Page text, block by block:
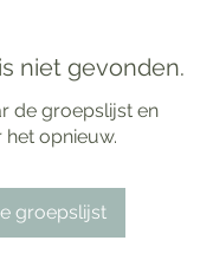
niet gevonden.
de groepslijst en
het opnieuw.
groepslijst